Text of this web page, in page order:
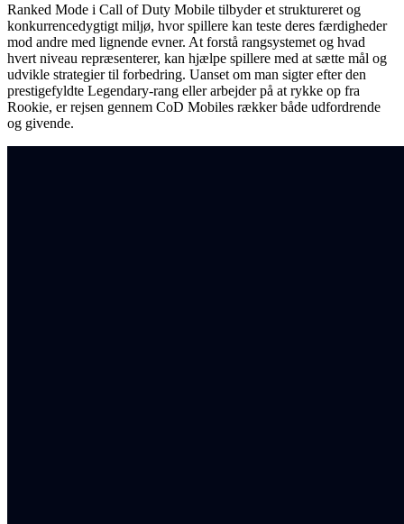
Ranked Mode i Call of Duty Mobile tilbyder et struktureret og
konkurrencedygtigt miljø, hvor spillere kan teste deres færdigheder
mod andre med lignende evner. At forstå rangsystemet og hvad
hvert niveau repræsenterer, kan hjælpe spillere med at sætte mål og
udvikle strategier til forbedring. Uanset om man sigter efter den
prestigefyldte Legendary-rang eller arbejder på at rykke op fra
Rookie, er rejsen gennem CoD Mobiles rækker både udfordrende
og givende.